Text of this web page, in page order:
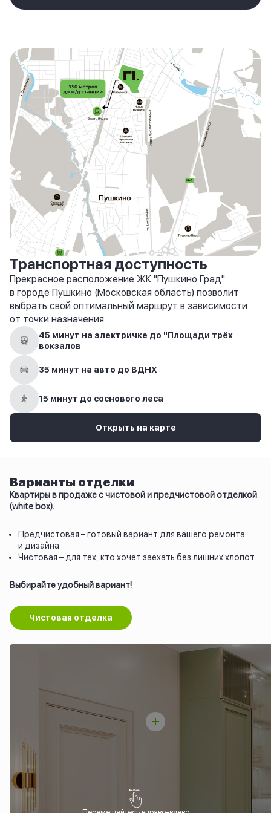
Транспортная доступность
Прекрасное расположение ЖК "Пушкино Град"
в городе Пушкино (Московская область) позволит
выбрать свой оптимальный маршрут в зависимости
от точки назначения.
45 минут на электричке до "Площади трёх
вокзалов
35 минут на авто до ВДНХ
15 минут до соснового леса
Открыть на карте
Варианты отделки
Квартиры в продаже с чистовой и предчистовой отделкой
(white box).
Предчистовая – готовый вариант для вашего ремонта
и дизайна.
Чистовая – для тех, кто хочет заехать без лишних хлопот.
Выбирайте удобный вариант!
Чистовая отделка